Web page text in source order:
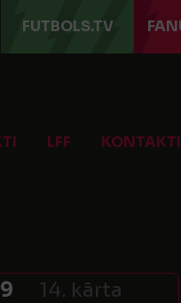
FUTBOLS.TV
LFF KONTAKTI
14. kārta